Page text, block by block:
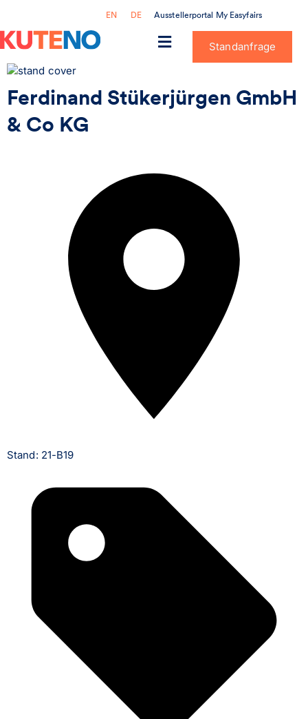
EN DE Ausstellerportal My Easyfairs
Standanfrage
Ferdinand Stükerjürgen GmbH
& Co KG
Stand: 21-B19